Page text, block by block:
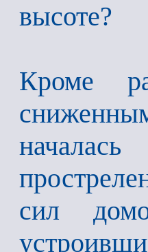
высоте?
Кроме
сил